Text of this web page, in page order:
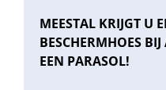
MEESTAL KRIJGT U
BESCHERMHOES
EEN PARASOL!